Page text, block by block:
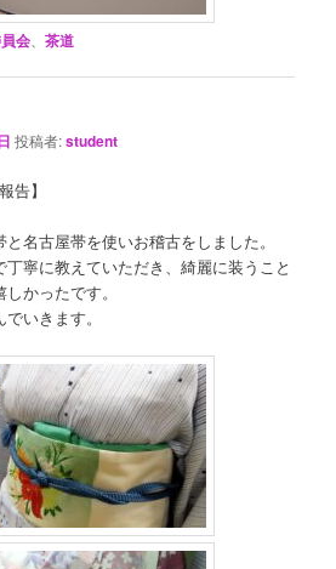
会 、茶道
投稿者:student
告】
名古屋帯を使いお稽古をしました。
寧に教えていただき、綺麗に装うこと
かったです。
いきます。